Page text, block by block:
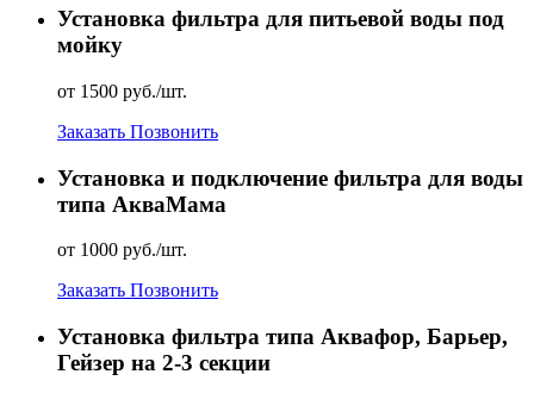
Установка фильтра для питьевой воды под
мойку
от 1500 руб./шт.
Заказать Позвонить
Установка и подключение фильтра для воды
типа АкваМама
от 1000 руб./шт.
Заказать Позвонить
Установка фильтра типа Аквафор, Барьер,
Гейзер на 2-3 секции